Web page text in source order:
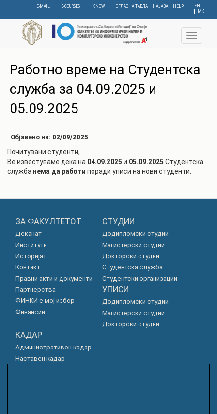
content
EN
МК
E-MAIL E-COURSES IKNOW ОГЛАСНА ТАБЛА НАЈАВА HELP
Toggle
Работно време на Студентска
служба за 04.09.2025 и
05.09.2025
Објавено на: 02/09/2025
Почитувани студенти,
Ве известуваме дека на 04.09.2025 и 05.09.2025 Студентска
служба нема да работи поради уписи на нови студенти.
ЗА ФАКУЛТЕТОТ
Деканат
Институти
Историјат
Контакт
Правни акти и документи
Партнерства
ФИНКИ е мој избор
Финансии
СТУДИИ
Додипломски студии
Магистерски студии
Докторски студии
Студентска служба
Студентски организации
УПИСИ
Додипломски студии
Магистерски студии
Докторски студии
КАДАР
Административен кадар
Наставен кадар